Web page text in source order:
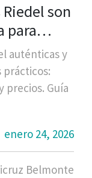
son
para
auténticas y
precios. Guía
enero 24, 2026
Belmonte